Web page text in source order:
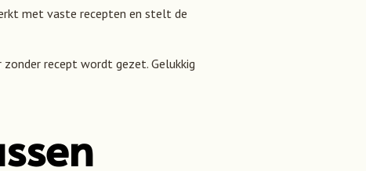
met vaste recepten en stelt de
recept wordt gezet. Gelukkig